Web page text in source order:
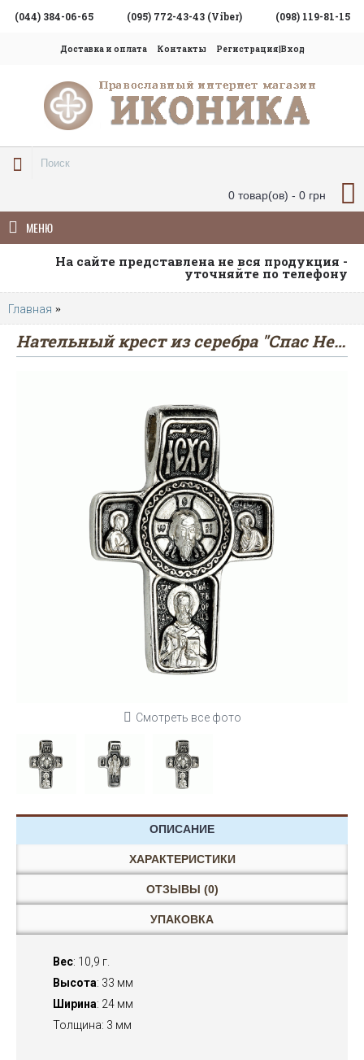
(044) 384-06-65 (095) 772-43-43 (Viber) (098) 119-81-15
Доставка и оплата Контакты Регистрация|Вход
0 товар(ов) - 0 грн
МЕНЮ
На сайте представлена не вся продукция -
уточняйте по телефону
Главная
Нательный крест из серебра "Спас Нерукотворный, Архангел Михаил"
Смотреть все фото
ОПИСАНИЕ
ХАРАКТЕРИСТИКИ
ОТЗЫВЫ (0)
УПАКОВКА
Вес: 10,9 г.
Высота: 33 мм
Ширина: 24 мм
Толщина: 3 мм